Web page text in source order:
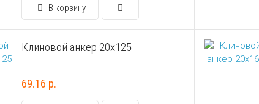
В корзину
Клиновой анкер 20х125
69.16 р.